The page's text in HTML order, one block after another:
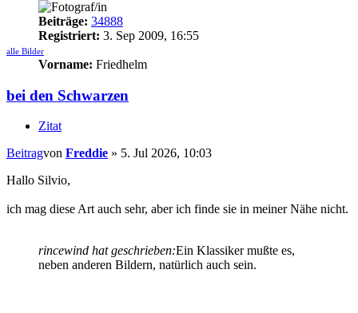
Beiträge: 34888
Registriert: 3. Sep 2009, 16:55
alle Bilder
Vorname: Friedhelm
bei den Schwarzen
Zitat
Beitragvon Freddie » 5. Jul 2026, 10:03
Hallo Silvio,
ich mag diese Art auch sehr, aber ich finde sie in meiner Nähe nicht.
rincewind hat geschrieben:Ein Klassiker mußte es,
neben anderen Bildern, natürlich auch sein.